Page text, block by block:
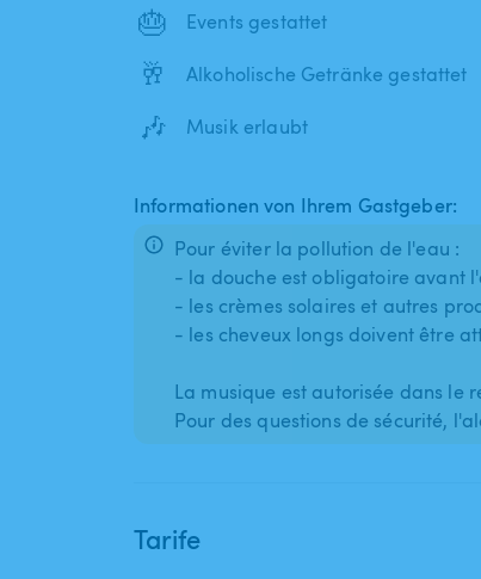
🎂 Events gestattet
🥂 Alkoholische Getränke gestattet
🎶 Musik erlaubt
Informationen von Ihrem Gastgeber:
Pour éviter la pollution de l'eau :
- la douche est obligatoire avant
- les crèmes solaires et autres
- les cheveux longs doivent être
La musique est autorisée dans le
Pour des questions de sécurité,
Tarife